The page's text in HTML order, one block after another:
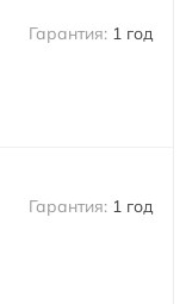
1 год
1 год